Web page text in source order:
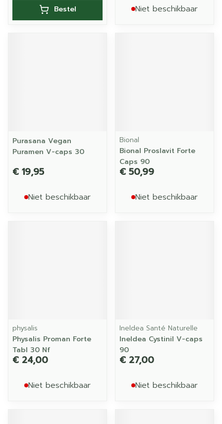
Bestel Niet beschikbaar
Purasana Vegan
Puramen V-caps 30
€ 19,95
Niet beschikbaar
Bional
Bional Proslavit Forte
Caps 90
€ 50,99
Niet beschikbaar
physalis
Physalis Proman Forte
Tabl 30 Nf
€ 24,00
Niet beschikbaar
Ineldea Santé Naturelle
Ineldea Cystinil V-caps
90
€ 27,00
Niet beschikbaar